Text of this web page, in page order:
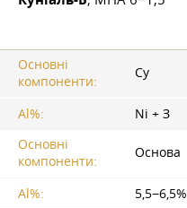
Основні
компоненти:
Су
Al%:
Ni + З
Основні
компоненти:
Основа
Al%:
5,5−6,5%